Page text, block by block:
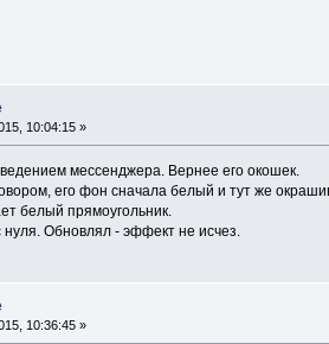
10:04:15 »
мессенджера. Вернее его окошек.
его фон сначала белый и тут же
белый прямоугольник.
Обновлял - эффект не исчез.
10:36:45 »